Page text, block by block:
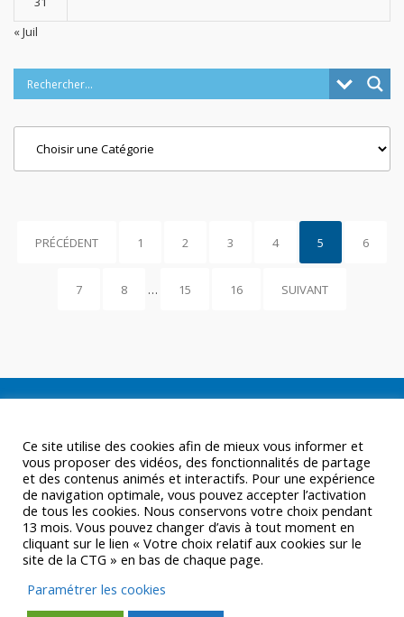
« Juil
PRÉCÉDENT 1 2 3 4 5 6
7 8 … 15 16 SUIVANT
Ce site utilise des cookies afin de mieux vous informer et
vous proposer des vidéos, des fonctionnalités de partage
et des contenus animés et interactifs. Pour une expérience
de navigation optimale, vous pouvez accepter l’activation
de tous les cookies. Nous conservons votre choix pendant
13 mois. Vous pouvez changer d’avis à tout moment en
cliquant sur le lien « Votre choix relatif aux cookies sur le
site de la CTG » en bas de chaque page.
Paramétrer les cookies